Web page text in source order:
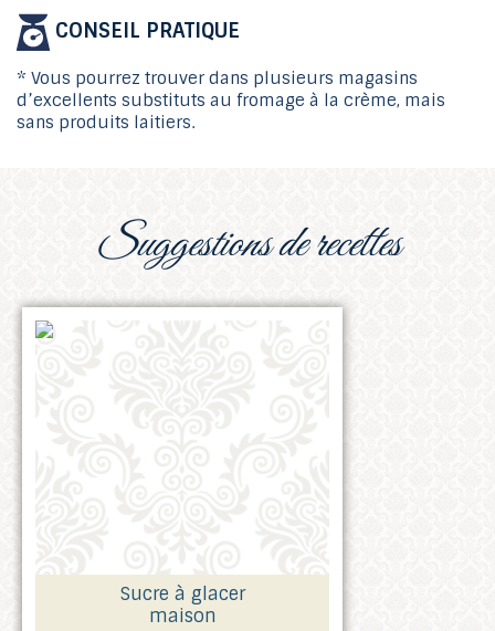
CONSEIL PRATIQUE
* Vous pourrez trouver dans plusieurs magasins
d’excellents substituts au fromage à la crème, mais
sans produits laitiers.
suggestions de recettes
Sucre à glacer
maison